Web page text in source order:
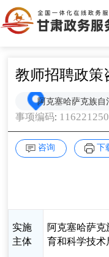
教师招聘政策
阿克塞哈萨克族自
事项编码:
咨询 下
实施
主体
阿克塞哈萨
育和科学技术